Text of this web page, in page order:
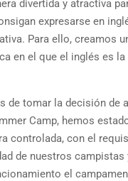
divertida y atractiva
expresarse en
Para ello, creamos
en el que el inglés es la
de tomar la decisión de
Camp, hemos
controlada, con el
de nuestros
el